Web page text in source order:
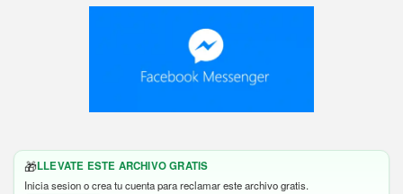
🎁LLEVATE ESTE ARCHIVO GRATIS
Inicia sesion o crea tu cuenta para reclamar este archivo gratis.